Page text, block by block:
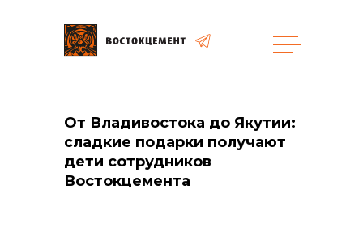
Закупки
От Владивостока до Якутии:
сладкие подарки получают
дети сотрудников
Востокцемента